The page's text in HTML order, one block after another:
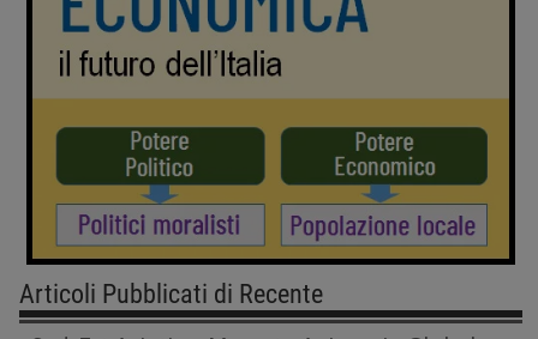
Articoli Pubblicati di Recente